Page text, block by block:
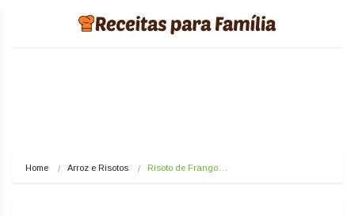
Home Arroz e Risotos Risoto de Frango…